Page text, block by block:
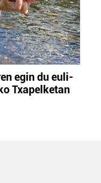
egin du euli-
Txapelketan